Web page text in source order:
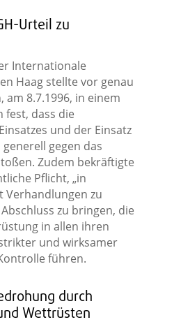
Urteil zu
Internationale
Haag stellte vor genau
am 8.7.1996, in einem
fest, dass die
und der Einsatz
gegen das
Zudem bekräftigte
Pflicht, „in
Verhandlungen zu
zu bringen, die
in allen ihren
und wirksamer
führen.
durch
Wettrüsten